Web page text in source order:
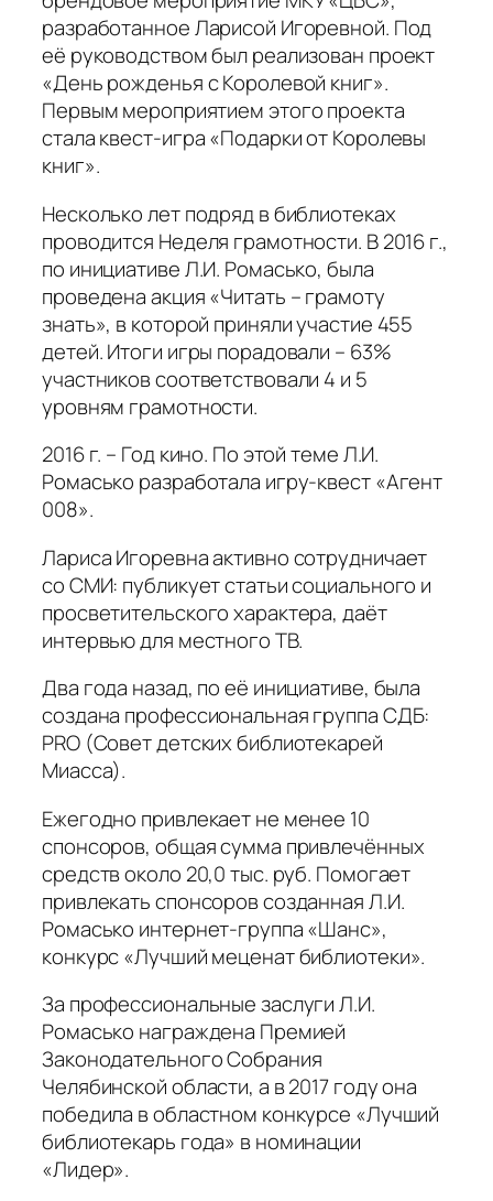
разработанное Ларисой Игоревной. Под
её руководством был реализован проект
«День рожденья с Королевой книг».
Первым мероприятием этого проекта
стала квест-игра «Подарки от Королевы
книг».
Несколько лет подряд в библиотеках
проводится Неделя грамотности. В 2016 г.,
по инициативе Л.И. Ромасько, была
проведена акция «Читать – грамоту
знать», в которой приняли участие 455
детей. Итоги игры порадовали – 63%
участников соответствовали 4 и 5
уровням грамотности.
2016 г. – Год кино. По этой теме Л.И.
Ромасько разработала игру-квест «Агент
008».
Лариса Игоревна активно сотрудничает
со СМИ: публикует статьи социального и
просветительского характера, даёт
интервью для местного ТВ.
Два года назад, по её инициативе, была
создана профессиональная группа СДБ:
PRO (Совет детских библиотекарей
Миасса).
Ежегодно привлекает не менее 10
спонсоров, общая сумма привлечённых
средств около 20,0 тыс. руб. Помогает
привлекать спонсоров созданная Л.И.
Ромасько интернет-группа «Шанс»,
конкурс «Лучший меценат библиотеки».
За профессиональные заслуги Л.И.
Ромасько награждена Премией
Законодательного Собрания
Челябинской области, а в 2017 году она
победила в областном конкурсе «Лучший
библиотекарь года» в номинации
«Лидер».